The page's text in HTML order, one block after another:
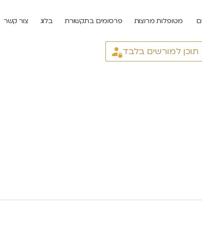
מטופלות מרוצות פרסומים בתקשורת בלוג צור קשר
תוכן למורשים בלבד